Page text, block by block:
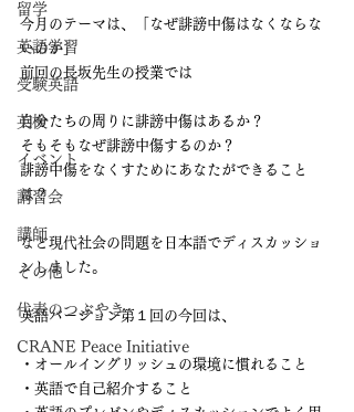
留学
英語学習
受験英語
英検
イベント
講習会
講師
その他
代表のつぶやき
CRANE Peace Initiative
今月のテーマは、「なぜ誹謗中傷はなくならな
いのか」
前回の長坂先生の授業では
自分たちの周りに誹謗中傷はあるか？
そもそもなぜ誹謗中傷するのか？
誹謗中傷をなくすためにあなたができること
は？
など現代社会の問題を日本語でディスカッショ
ンしました。
英語バージョン第１回の今回は、
・オールイングリッシュの環境に慣れること
・英語で自己紹介すること